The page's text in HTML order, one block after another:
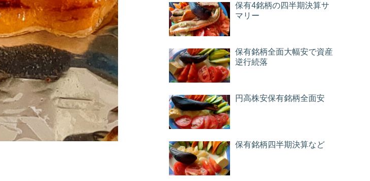
保有4銘柄の四半期決算サ
マリー
保有銘柄全面大幅安で資産
逆行続落
円高株安保有銘柄全面安
保有銘柄四半期決算など